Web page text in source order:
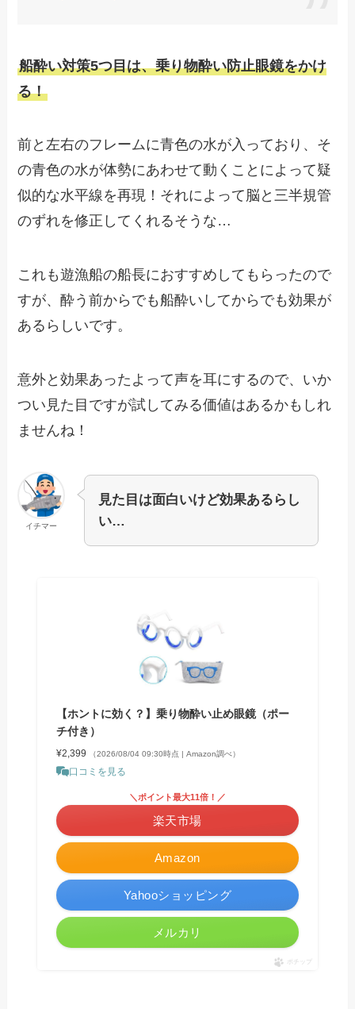
船酔い対策5つ目は、乗り物酔い防止眼鏡をかけ
る！
前と左右のフレームに青色の水が入っており、そ
の青色の水が体勢にあわせて動くことによって疑
似的な水平線を再現！それによって脳と三半規管
のずれを修正してくれるそうな…
これも遊漁船の船長におすすめしてもらったので
すが、酔う前からでも船酔いしてからでも効果が
あるらしいです。
意外と効果あったよって声を耳にするので、いか
つい見た目ですが試してみる価値はあるかもしれ
ませんね！
イチマー
見た目は面白いけど効果あるらし
い…
【ホントに効く？】乗り物酔い止め眼鏡（ポー
チ付き）
¥2,399 （2026/08/04 09:30時点 | Amazon調べ）
口コミを見る
Amazon
＼ポイント最大11倍！／
楽天市場
Yahooショッピング
メルカリ
ポチップ